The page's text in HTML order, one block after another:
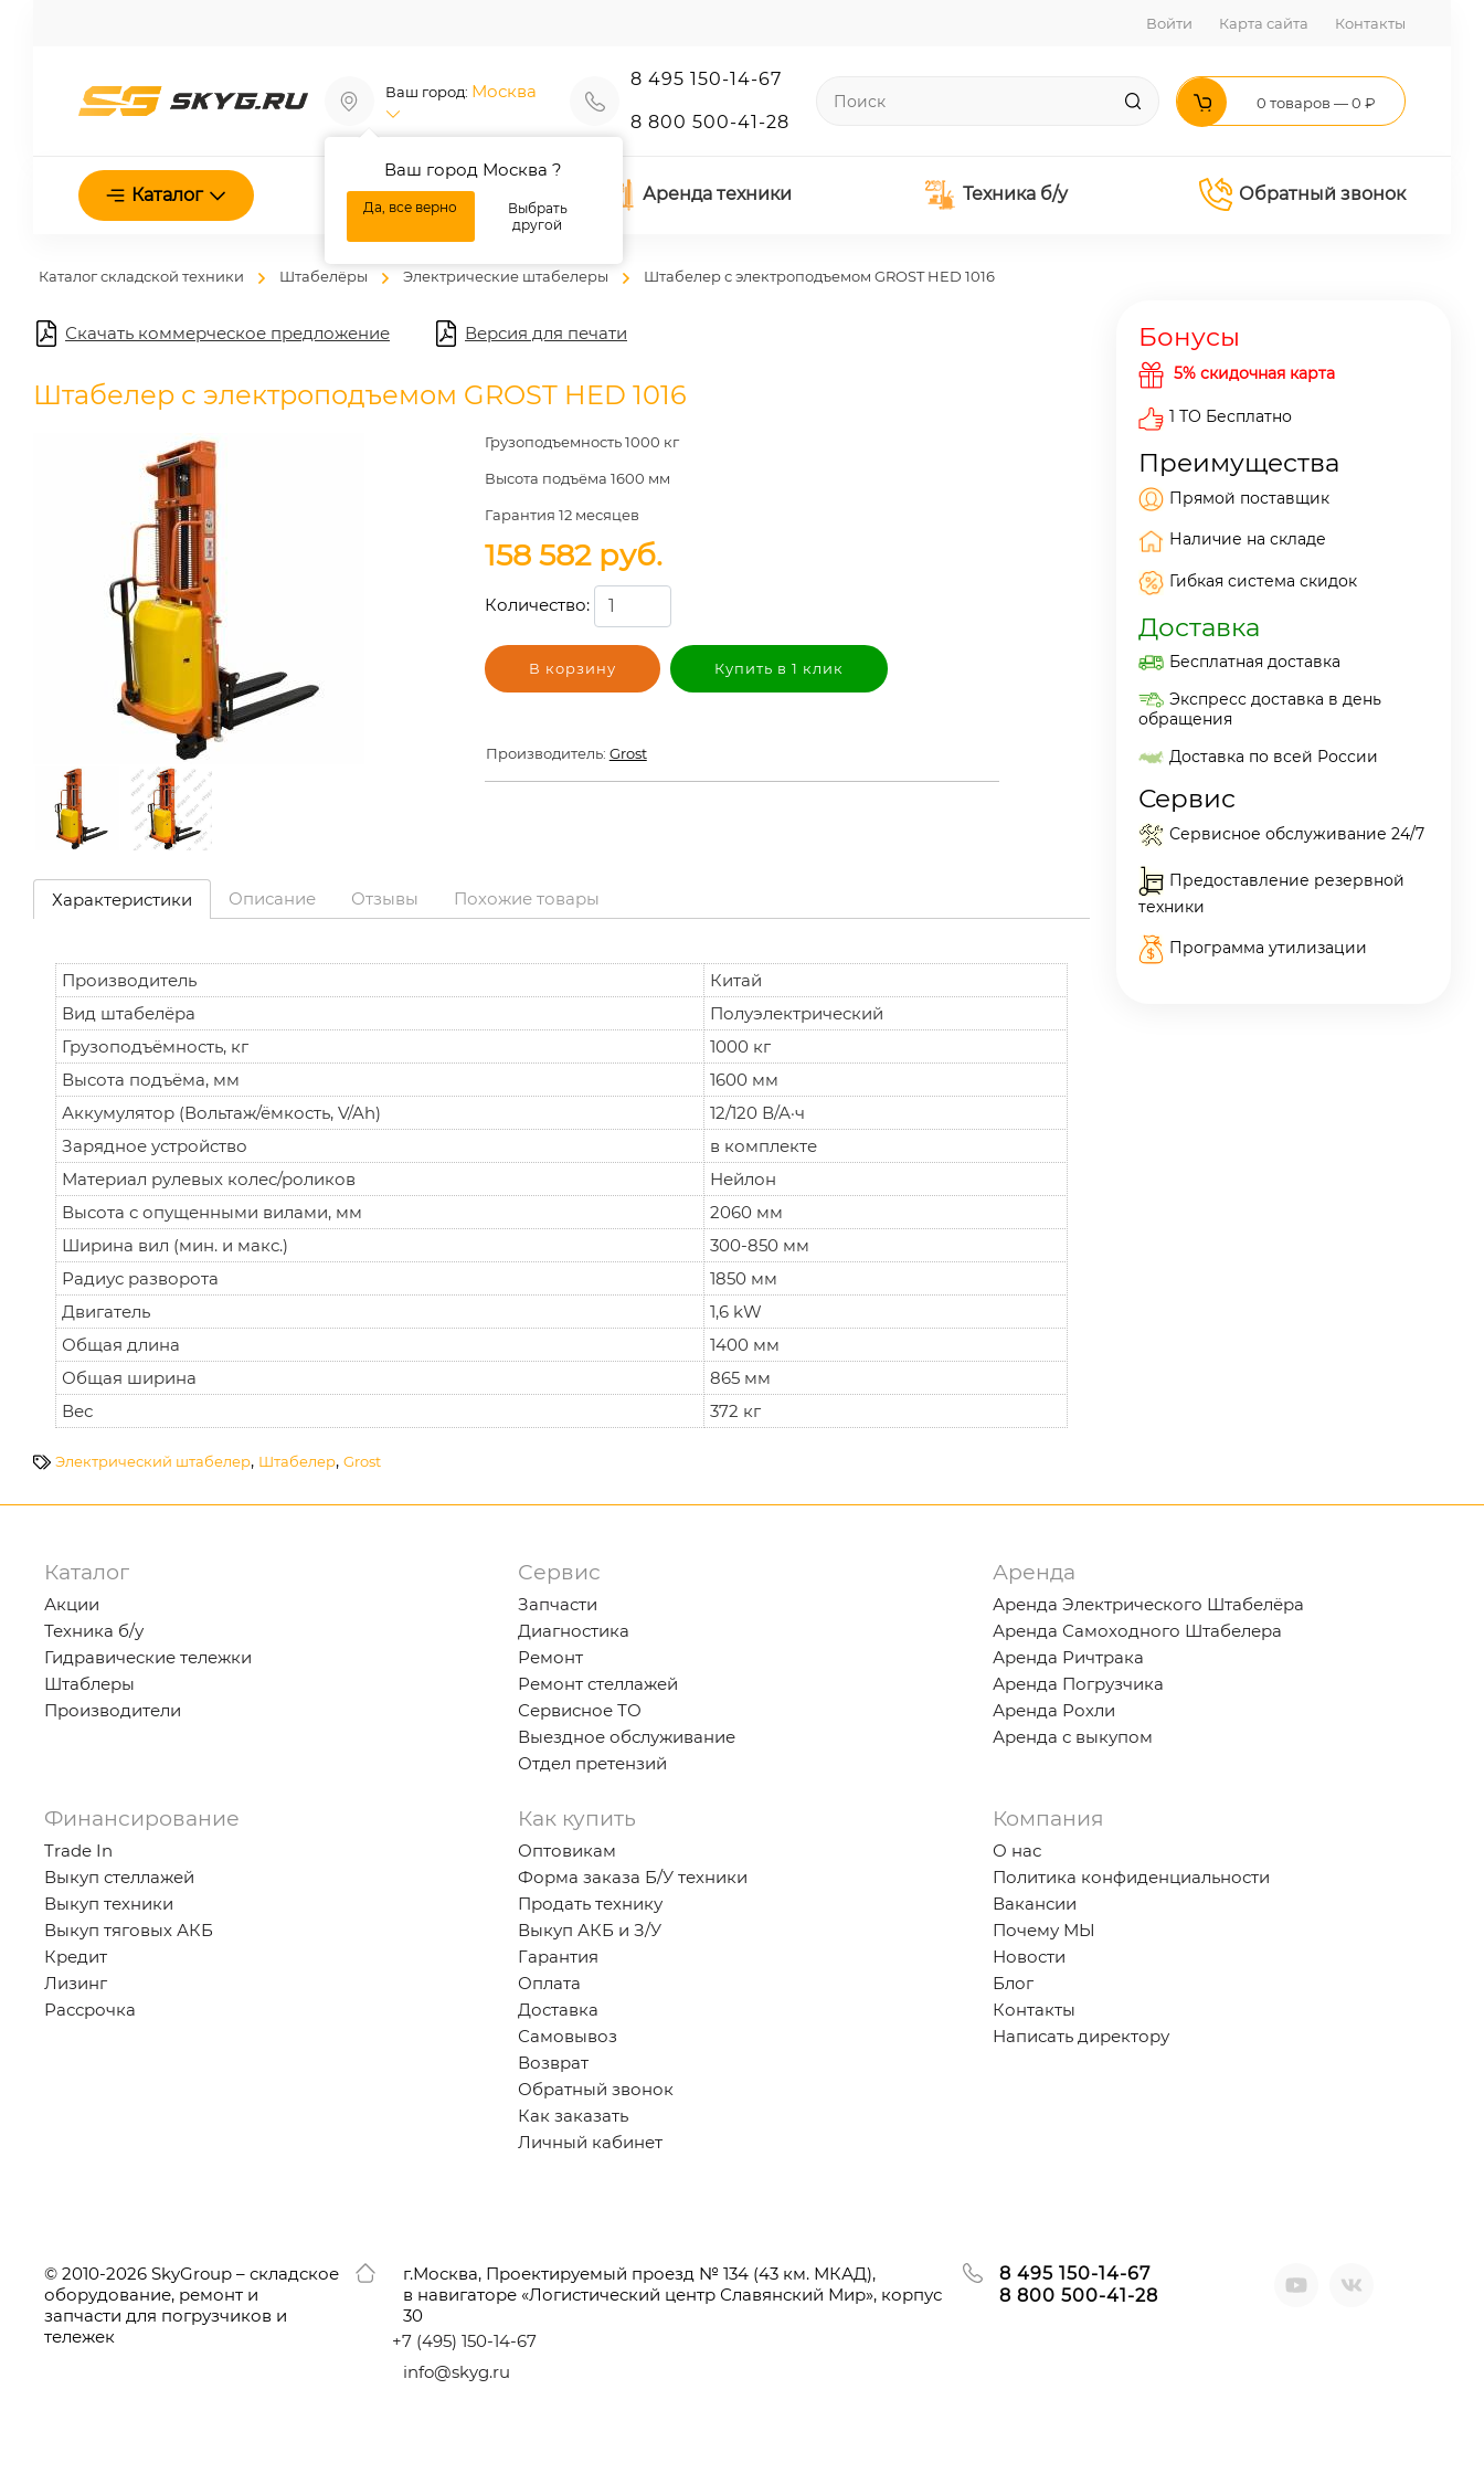
Войти Карта сайта Контакты
Ваш город: Москва
Ваш город Москва ?
Да, все верно
Выбрать
другой
8 495 150-14-67
8 800 500-41-28
0 товаров — 0 ₽
Каталог О нас Аренда техники Техника б/у Обратный звонок
Каталог складской техники Штабелёры Электрические штабелеры Штабелер с электроподъемом GROST HED 1016
Скачать коммерческое предложение Версия для печати
Штабелер с электроподъемом GROST HED 1016
Грузоподъемность 1000 кг
Высота подъёма 1600 мм
Гарантия 12 месяцев
158 582руб.
Количество:
В корзину Купить в 1 клик
Производитель: Grost
Характеристики Описание Отзывы Похожие товары
Производитель
Китай
Вид штабелёра
Полуэлектрический
Грузоподъёмность, кг
1000 кг
Высота подъёма, мм
1600 мм
Аккумулятор (Вольтаж/ёмкость, V/Ah)
12/120 В/А·ч
Зарядное устройство
в комплекте
Материал рулевых колес/роликов
Нейлон
Высота с опущенными вилами, мм
2060 мм
Ширина вил (мин. и макс.)
300-850 мм
Радиус разворота
1850 мм
Двигатель
1,6 kW
Общая длина
1400 мм
Общая ширина
865 мм
Вес
372 кг
Электрический штабелер, Штабелер, Grost
Бонусы
5% скидочная карта
1 ТО Бесплатно
Преимущества
Прямой поставщик
Наличие на складе
Гибкая система скидок
Доставка
Бесплатная доставка
Экспресс доставка в день
обращения
Доставка по всей России
Сервис
Сервисное обслуживание 24/7
Предоставление резервной
техники
Программа утилизации
Каталог
Акции
Техника б/у
Гидравические тележки
Штаблеры
Производители
Сервис
Запчасти
Диагностика
Ремонт
Ремонт стеллажей
Сервисное ТО
Выездное обслуживание
Отдел претензий
Аренда
Аренда Электрического Штабелёра
Аренда Самоходного Штабелера
Аренда Ричтрака
Аренда Погрузчика
Аренда Рохли
Аренда с выкупом
Финансирование
Trade In
Выкуп стеллажей
Выкуп техники
Выкуп тяговых АКБ
Кредит
Лизинг
Рассрочка
Как купить
Оптовикам
Форма заказа Б/У техники
Продать технику
Выкуп АКБ и З/У
Гарантия
Оплата
Доставка
Самовывоз
Возврат
Обратный звонок
Как заказать
Личный кабинет
Компания
О нас
Политика конфиденциальности
Вакансии
Почему МЫ
Новости
Блог
Контакты
Написать директору
© 2010-2026 SkyGroup – складское
оборудование, ремонт и
запчасти для погрузчиков и
тележек
г.Москва, Проектируемый проезд № 134 (43 км. МКАД),
в навигаторе «Логистический центр Славянский Мир», корпус
30
+7 (495) 150-14-67
info@skyg.ru
8 495 150-14-67
8 800 500-41-28